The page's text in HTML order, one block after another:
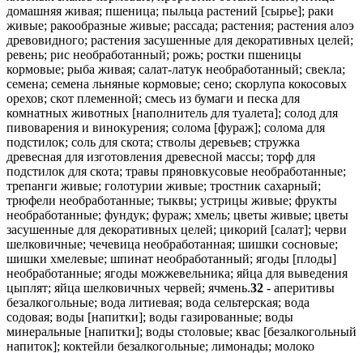
домашняя живая; пшеница; пыльца растений [сырье]; раки
живые; ракообразные живые; рассада; растения; растения алоэ
древовидного; растения засушенные для декоративных целей;
ревень; рис необработанный; рожь; ростки пшеницы
кормовые; рыба живая; салат-латук необработанный; свекла;
семена; семена льняные кормовые; сено; скорлупа кокосовых
орехов; скот племенной; смесь из бумаги и песка для
комнатных животных [наполнитель для туалета]; солод для
пивоварения и винокурения; солома [фураж]; солома для
подстилок; соль для скота; стволы деревьев; стружка
древесная для изготовления древесной массы; торф для
подстилок для скота; травы пряновкусовые необработанные;
трепанги живые; голотурии живые; тростник сахарный;
трюфели необработанные; тыквы; устрицы живые; фрукты
необработанные; фундук; фураж; хмель; цветы живые; цветы
засушенные для декоративных целей; цикорий [салат]; черви
шелковичные; чечевица необработанная; шишки сосновые;
шишки хмелевые; шпинат необработанный; ягоды [плоды]
необработанные; ягоды можжевельника; яйца для выведения
цыплят; яйца шелковичных червей; ячмень.32 - аперитивы
безалкогольные; вода литиевая; вода сельтерская; вода
содовая; воды [напитки]; воды газированные; воды
минеральные [напитки]; воды столовые; квас [безалкогольный
напиток]; коктейли безалкогольные; лимонады; молоко